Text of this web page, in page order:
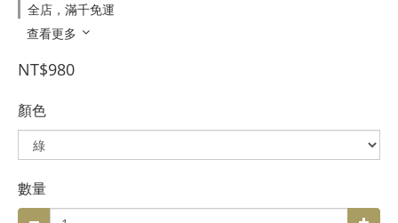
全店，滿千免運
查看更多
NT$980
顏色
數量